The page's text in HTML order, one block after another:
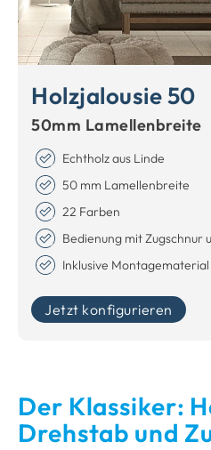
Holzjalousie 50
50mm Lamellenbreite
Echtholz aus Linde
50 mm Lamellenbreite
22 Farben
Bedienung mit Zugschnur
Inklusive Montagematerial
Jetzt konfigurieren
Der Klassiker:
Drehstab und